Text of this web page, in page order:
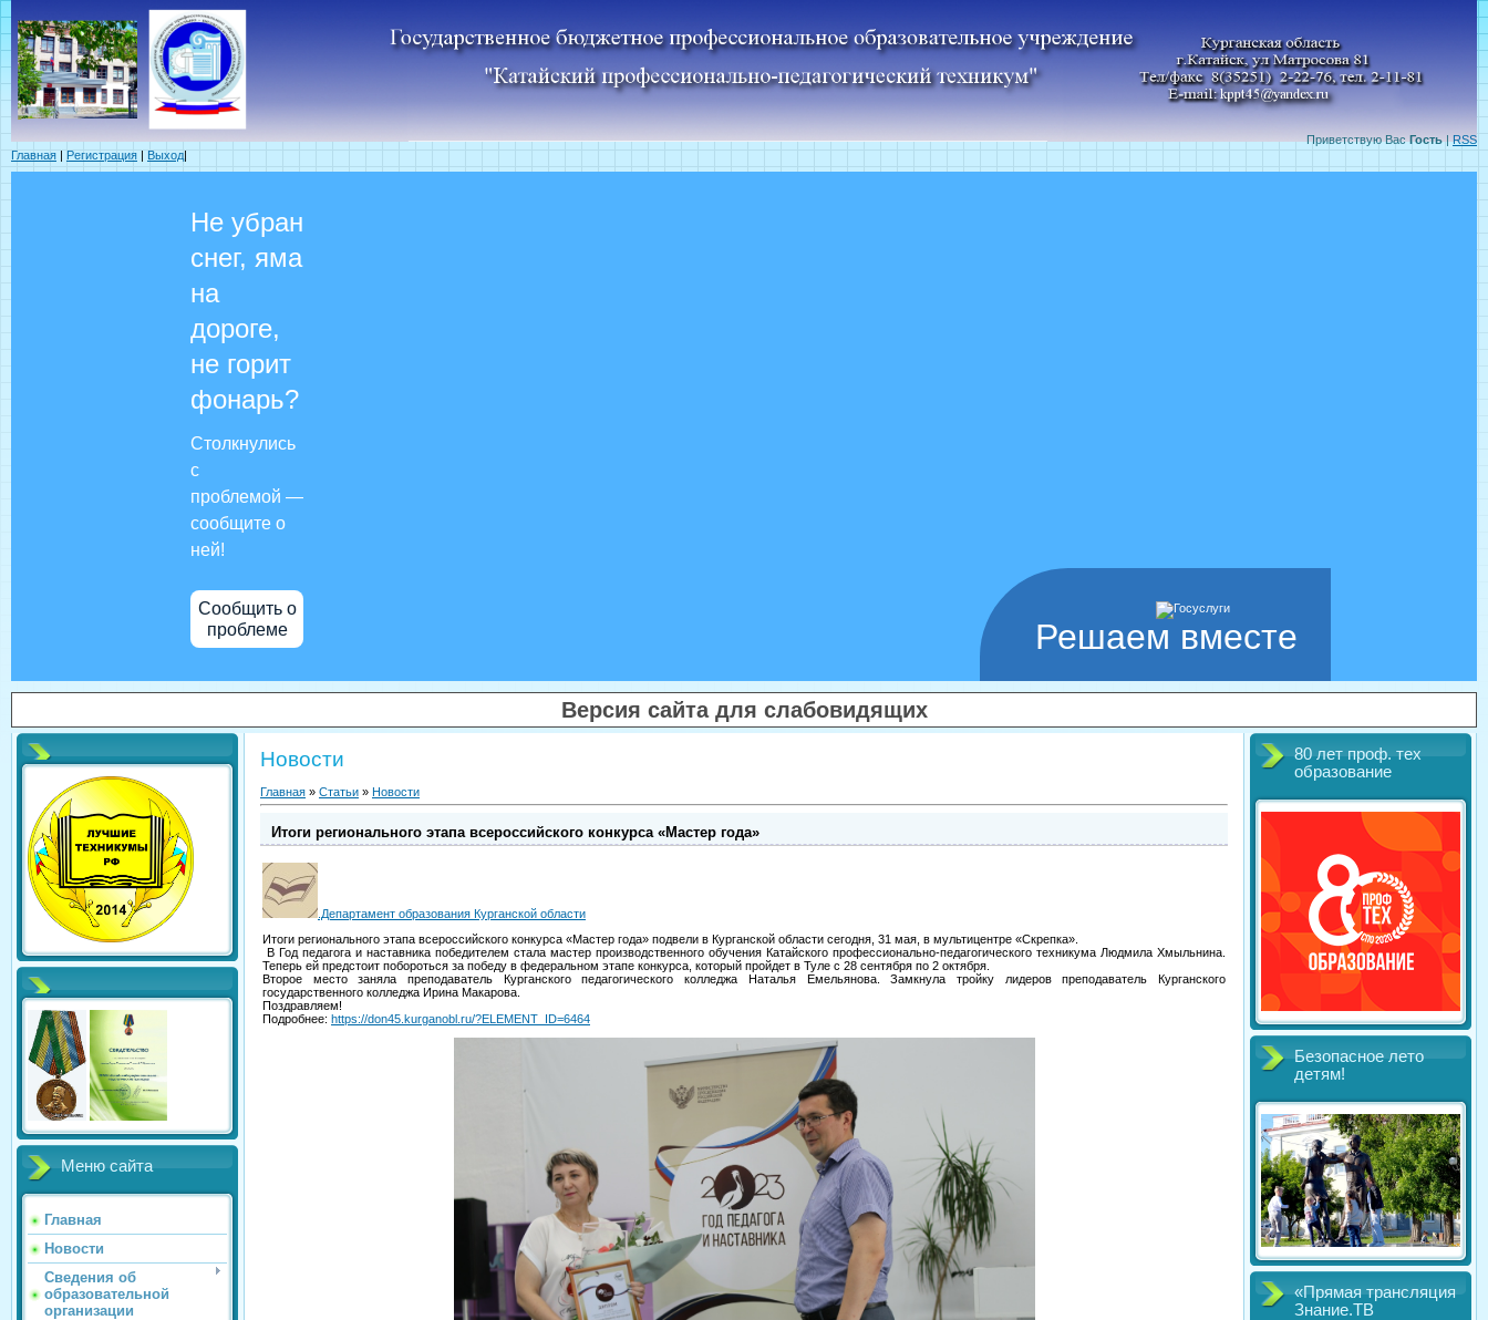
Приветствую Вас Гость|RSS
Главная | Регистрация | Выход|
Решаем вместе
Не убран
снег, яма
на
дороге,
не горит
фонарь?
Столкнулись
с
проблемой —
сообщите о
ней!
Сообщить о
проблеме
Версия сайта для слабовидящих
Меню сайта
Главная
Новости
Сведения об
образовательной
организации
Новости
Главная » Статьи » Новости
Итоги регионального этапа всероссийского конкурса «Мастер года»
.Департамент образования Курганской области
Итоги регионального этапа всероссийского конкурса «Мастер года» подвели в Курганской области сегодня, 31 мая, в мультицентре «Скрепка».
В Год педагога и наставника победителем стала мастер производственного обучения Катайского профессионально-педагогического техникума Людмила Хмыльнина.
Теперь ей предстоит побороться за победу в федеральном этапе конкурса, который пройдет в Туле с 28 сентября по 2 октября.
Второе место заняла преподаватель Курганского педагогического колледжа Наталья Емельянова. Замкнула тройку лидеров преподаватель Курганского
государственного колледжа Ирина Макарова.
Поздравляем!
Подробнее: https://don45.kurganobl.ru/?ELEMENT_ID=6464
80 лет проф. тех
образование
Безопасное лето
детям!
«Прямая трансляция
Знание.ТВ